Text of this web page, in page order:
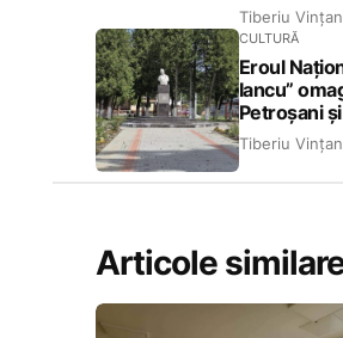
Tiberiu Vințan
CULTURĂ
Eroul
Iancu”
Petroșani
Tiberiu Vințan
Articole